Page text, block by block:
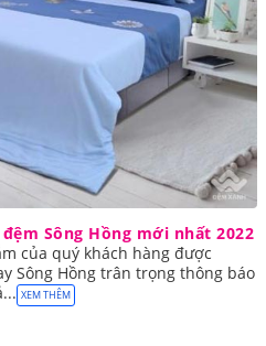
Sông Hồng mới nhất 2022
của quý khách hàng được
Sông Hồng trân trọng thông báo
XEM THÊM